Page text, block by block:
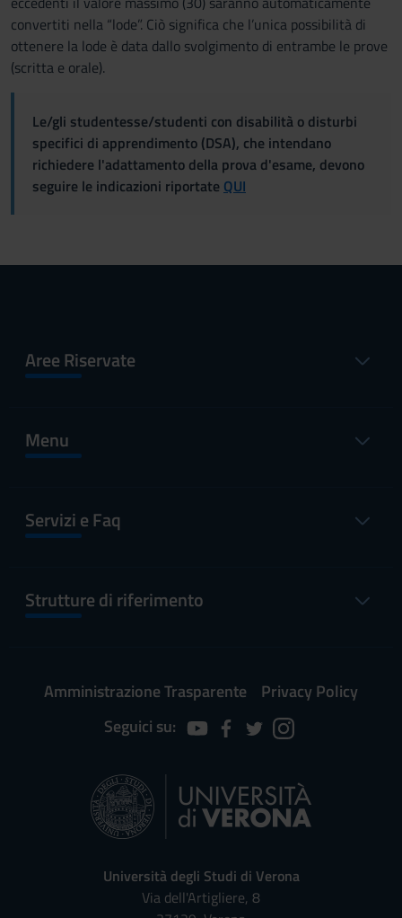
convertiti nella “lode”. Ciò significa che l’unica possibilità di
ottenere la lode è data dallo svolgimento di entrambe le prove
(scritta e orale).
Le/gli studentesse/studenti con disabilità o disturbi
specifici di apprendimento (DSA), che intendano
richiedere l'adattamento della prova d'esame, devono
seguire le indicazioni riportate QUI
Aree Riservate
Menu
Servizi e Faq
Strutture di riferimento
Amministrazione Trasparente
Privacy Policy
Seguici su:
Università degli Studi di Verona
Via dell'Artigliere, 8